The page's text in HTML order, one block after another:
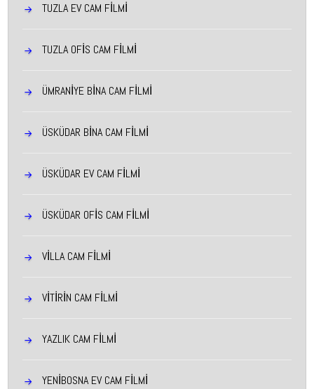
TUZLA EV CAM FILMI
TUZLA OFIS CAM FILMI
ÜMRANIYE BINA CAM FILMI
ÜSKÜDAR BINA CAM FILMI
ÜSKÜDAR EV CAM FILMI
ÜSKÜDAR OFIS CAM FILMI
VİLLA CAM FİLMİ
VİTİRİN CAM FİLMİ
YAZLIK CAM FİLMİ
YENIBOSNA EV CAM FILMI